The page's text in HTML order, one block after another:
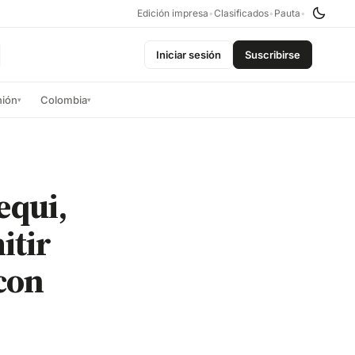
Edición impresa •Clasificados• Pauta •
Iniciar sesión Suscribirse
▾ Colombia▾